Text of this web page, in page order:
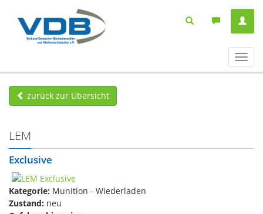
ein-/
zurück zur Übersicht
LEM
Exclusive
Kategorie: Munition - Wiederladen
Zustand: neu